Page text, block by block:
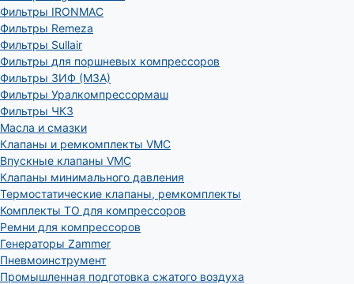
Фильтры IRONMAC
Фильтры Remeza
Фильтры Sullair
Фильтры для поршневых компрессоров
Фильтры ЗИФ (МЗА)
Фильтры Уралкомпрессормаш
Фильтры ЧКЗ
Масла и смазки
Клапаны и ремкомплекты VMC
Впускные клапаны VMC
Клапаны минимального давления
Термостатические клапаны, ремкомплекты
Комплекты ТО для компрессоров
Ремни для компрессоров
Генераторы Zammer
Пневмоинструмент
Промышленная подготовка сжатого воздуха